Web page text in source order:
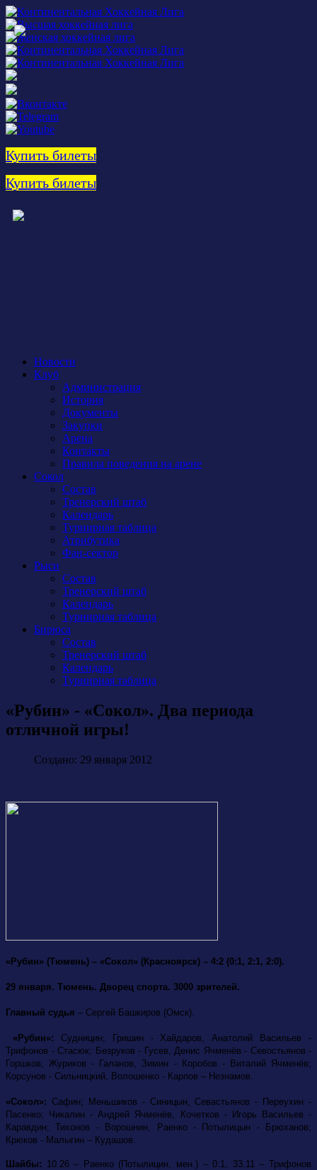
Купить билеты
Купить билеты
Новости
Клуб
Администрация
История
Документы
Закупки
Арена
Контакты
Правила поведения на арене
Сокол
Состав
Тренерский штаб
Календарь
Турнирная таблица
Атрибутика
Фан-сектор
Рыси
Состав
Тренерский штаб
Календарь
Турнирная таблица
Бирюса
Состав
Тренерский штаб
Календарь
Турнирная таблица
«Рубин» - «Сокол». Два периода
отличной игры!
Создано: 29 января 2012
«Рубин» (Тюмень) – «Сокол» (Красноярск) – 4:2 (0:1, 2:1, 2:0).
29 января. Тюмень. Дворец спорта. 3000 зрителей.
Главный судья – Сергей Башкиров (Омск).
«Рубин»: Судницин; Гришин - Хайдаров, Анатолий Васильев -
Трифонов - Стасюк; Безруков - Гусев, Денис Ячменёв - Севостьянов -
Горшков; Журиков - Галанов, Зимин - Коробов - Виталий Ячменёв;
Корсунов - Сильницкий, Волошенко - Карпов – Незнамов.
«Сокол»: Сафин; Меньшиков - Синицын, Севастьянов - Первухин -
Пасенко; Чикалин - Андрей Ячменёв, Кочетков - Игорь Васильев -
Каравдин; Тихонов - Ворошнин, Раенко - Потылицын - Брюханов;
Крюков - Малыгин – Кудашов.
Шайбы: 10.26 – Раенко (Потылицин, мен.) – 0:1, 33.11 – Трифонов